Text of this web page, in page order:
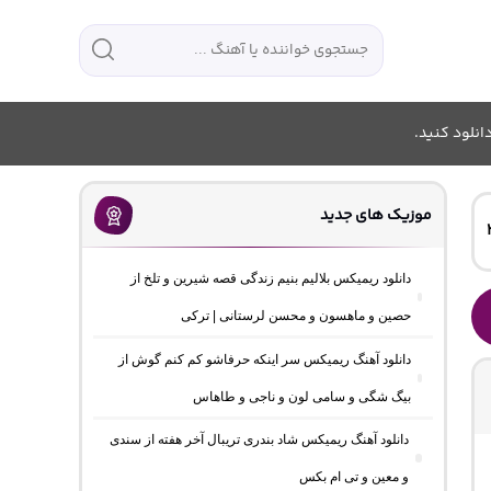
کنید.
موزیک های جدید
دانلود ریمیکس بلالیم بنیم زندگی قصه شیرین و تلخ از
حصین و ماهسون و محسن لرستانی | ترکی
دانلود آهنگ ریمیکس سر اینکه حرفاشو کم کنم گوش از
بیگ شگی و سامی لون و ناجی و طاهاس
دانلود آهنگ ریمیکس شاد بندری تریبال آخر هفته از سندی
و معین و تی ام بکس